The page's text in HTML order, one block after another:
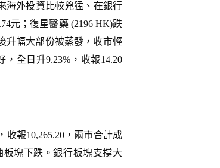
海外投資比較兇猛、在銀行
元；復星醫藥 (2196 HK)跌
升幅大部份被蒸發，收市輕
全日升9.23%，收報14.20
收報10,265.20，兩市合計成
板塊下跌。銀行板塊支撐大